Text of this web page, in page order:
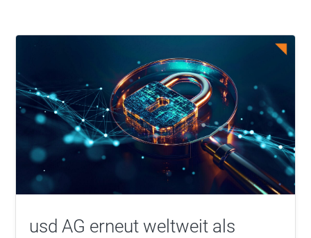
usd AG erneut weltweit als